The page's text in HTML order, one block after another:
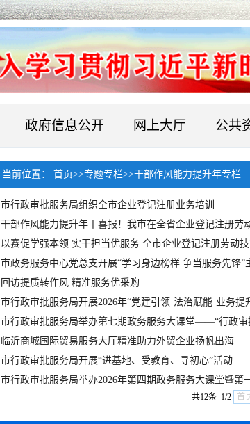
政府信息公开 网上大厅 公共
当前位置： 首页>>专题专栏>>干部作风能力提升年专栏
市行政审批服务局组织全市企业登记注册业务培训
干部作风能力提升年丨喜报！我市在全省企业登记注册劳
以赛促学强本领 实干担当优服务 全市企业登记注册劳动
市政务服务中心党总支开展“学习身边榜样 争当服务先锋”
回访提质转作风 精准服务优采购
市行政审批服务局开展2026年“党建引领·法治赋能·业务
市行政审批服务局举办第七期政务服务大课堂——“行政审
临沂商城国际贸易服务大厅精准助力外贸企业扬帆出海
市行政审批服务局开展“进基地、受教育、寻初心”活动
市行政审批服务局举办2026年第四期政务服务大课堂暨第
共12条 1/2 首